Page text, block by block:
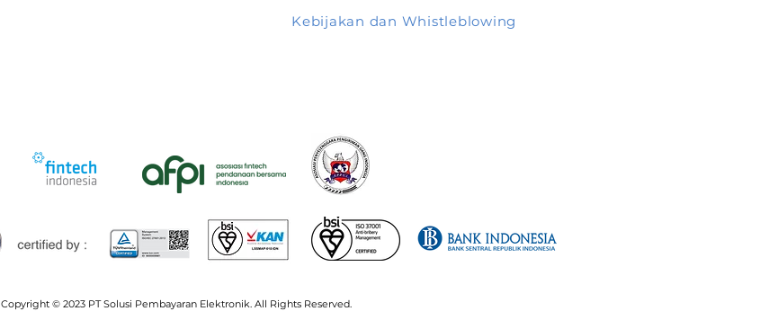
Kebijakan dan Whistleblowing
Copyright © 2023 PT Solusi Pembayaran Elektronik. All Rights Reserved.